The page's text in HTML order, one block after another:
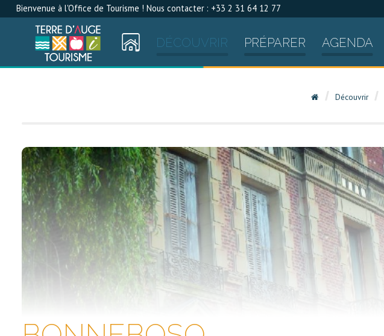
Bienvenue à l'Office de Tourisme ! Nous contacter : +33 2 31 64 12 77
DÉCOUVRIR PRÉPARER AGENDA
Découvrir